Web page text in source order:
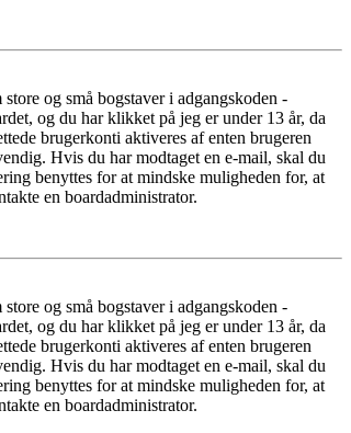
og små bogstaver i adgangskoden -
og du har klikket på jeg er under 13 år, da
brugerkonti aktiveres af enten brugeren
Hvis du har modtaget en e-mail, skal du
benyttes for at mindske muligheden for, at
en boardadministrator.
og små bogstaver i adgangskoden -
og du har klikket på jeg er under 13 år, da
brugerkonti aktiveres af enten brugeren
Hvis du har modtaget en e-mail, skal du
benyttes for at mindske muligheden for, at
en boardadministrator.